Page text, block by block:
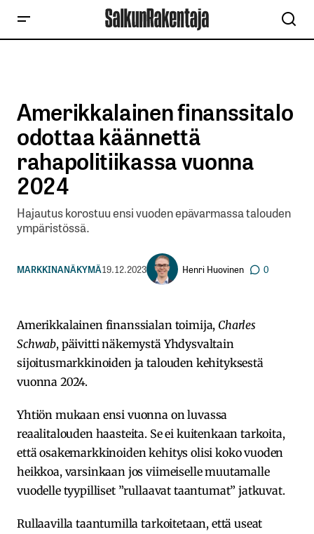
Amerikkalainen finanssitalo
odottaa käännettä
rahapolitiikassa vuonna
2024
Hajautus korostuu ensi vuoden epävarmassa talouden
ympäristössä.
MARKKINANÄKYMÄ19.12.2023 Henri Huovinen 0
Amerikkalainen finanssialan toimija, Charles
Schwab, päivitti näkemystä Yhdysvaltain
sijoitusmarkkinoiden ja talouden kehityksestä
vuonna 2024.
Yhtiön mukaan ensi vuonna on luvassa
reaalitalouden haasteita. Se ei kuitenkaan tarkoita,
että osakemarkkinoiden kehitys olisi koko vuoden
heikkoa, varsinkaan jos viimeiselle muutamalle
vuodelle tyypilliset ”rullaavat taantumat” jatkuvat.
Rullaavilla taantumilla tarkoitetaan, että useat